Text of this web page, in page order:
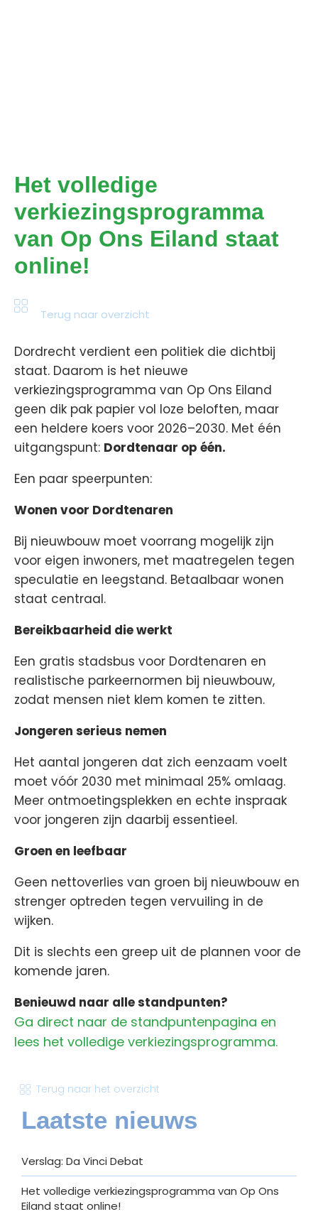
Het volledige
verkiezingsprogramma
van Op Ons Eiland staat
online!
Terug naar overzicht
Dordrecht verdient een politiek die dichtbij
staat. Daarom is het nieuwe
verkiezingsprogramma van Op Ons Eiland
geen dik pak papier vol loze beloften, maar
een heldere koers voor 2026–2030. Met één
uitgangspunt: Dordtenaar op één.
Een paar speerpunten:
Wonen voor Dordtenaren
Bij nieuwbouw moet voorrang mogelijk zijn
voor eigen inwoners, met maatregelen tegen
speculatie en leegstand. Betaalbaar wonen
staat centraal.
Bereikbaarheid die werkt
Een gratis stadsbus voor Dordtenaren en
realistische parkeernormen bij nieuwbouw,
zodat mensen niet klem komen te zitten.
Jongeren serieus nemen
Het aantal jongeren dat zich eenzaam voelt
moet vóór 2030 met minimaal 25% omlaag.
Meer ontmoetingsplekken en echte inspraak
voor jongeren zijn daarbij essentieel.
Groen en leefbaar
Geen nettoverlies van groen bij nieuwbouw en
strenger optreden tegen vervuiling in de
wijken.
Dit is slechts een greep uit de plannen voor de
komende jaren.
Benieuwd naar alle standpunten?
Ga direct naar de standpuntenpagina en
lees het volledige verkiezingsprogramma.
Terug naar het overzicht
Laatste nieuws
Verslag: Da Vinci Debat
Het volledige verkiezingsprogramma van Op Ons
Eiland staat online!